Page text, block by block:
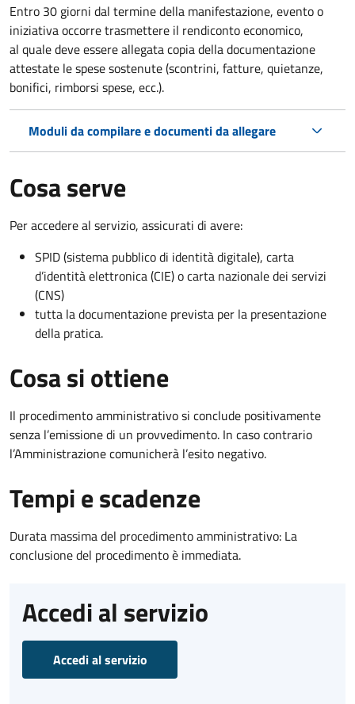
Entro 30 giorni dal termine della manifestazione, evento o
iniziativa occorre trasmettere il rendiconto economico,
al quale deve essere allegata copia della documentazione
attestate le spese sostenute (scontrini, fatture, quietanze,
bonifici, rimborsi spese, ecc.).
Moduli da compilare e documenti da allegare
Cosa serve
Per accedere al servizio, assicurati di avere:
SPID (sistema pubblico di identità digitale), carta
d’identità elettronica (CIE) o carta nazionale dei servizi
(CNS)
tutta la documentazione prevista per la presentazione
della pratica.
Cosa si ottiene
Il procedimento amministrativo si conclude positivamente
senza l’emissione di un provvedimento. In caso contrario
l’Amministrazione comunicherà l’esito negativo.
Tempi e scadenze
Durata massima del procedimento amministrativo: La
conclusione del procedimento è immediata.
Accedi al servizio
Accedi al servizio